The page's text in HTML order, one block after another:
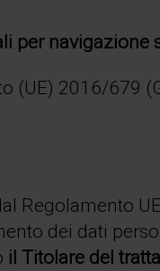
per navigazione
(UE) 2016/679
Regolamento
dei dati
il Titolare del